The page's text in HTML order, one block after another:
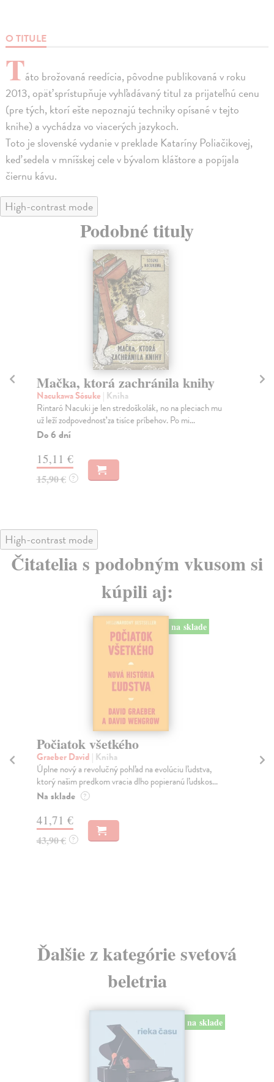
O TITULE
Táto brožovaná reedícia, pôvodne publikovaná v roku
2013, opäť sprístupňuje vyhľadávaný titul za prijateľnú cenu
(pre tých, ktorí ešte nepoznajú techniky opísané v tejto
knihe) a vychádza vo viacerých jazykoch.
Toto je slovenské vydanie v preklade Kataríny Poliačikovej,
keď sedela v mníšskej cele v bývalom kláštore a popíjala
čiernu kávu.
High-contrast mode
Podobné tituly
Mačka, ktorá zachránila knihy
Nacukawa Sósuke | Kniha
Rintaró Nacuki je len stredoškolák, no na pleciach mu
už leží zodpovednosť za tisíce príbehov. Po mi...
Do 6 dní
15,11 €
15,90 € ?
High-contrast mode
Čitatelia s podobným vkusom si
kúpili aj:
na sklade
Počiatok všetkého
Graeber David | Kniha
Úplne nový a revolučný pohľad na evolúciu ľudstva,
ktorý našim predkom vracia dlho popieranú ľudskos...
Na sklade ?
41,71 €
43,90 € ?
Ďalšie z kategórie svetová
beletria
na sklade